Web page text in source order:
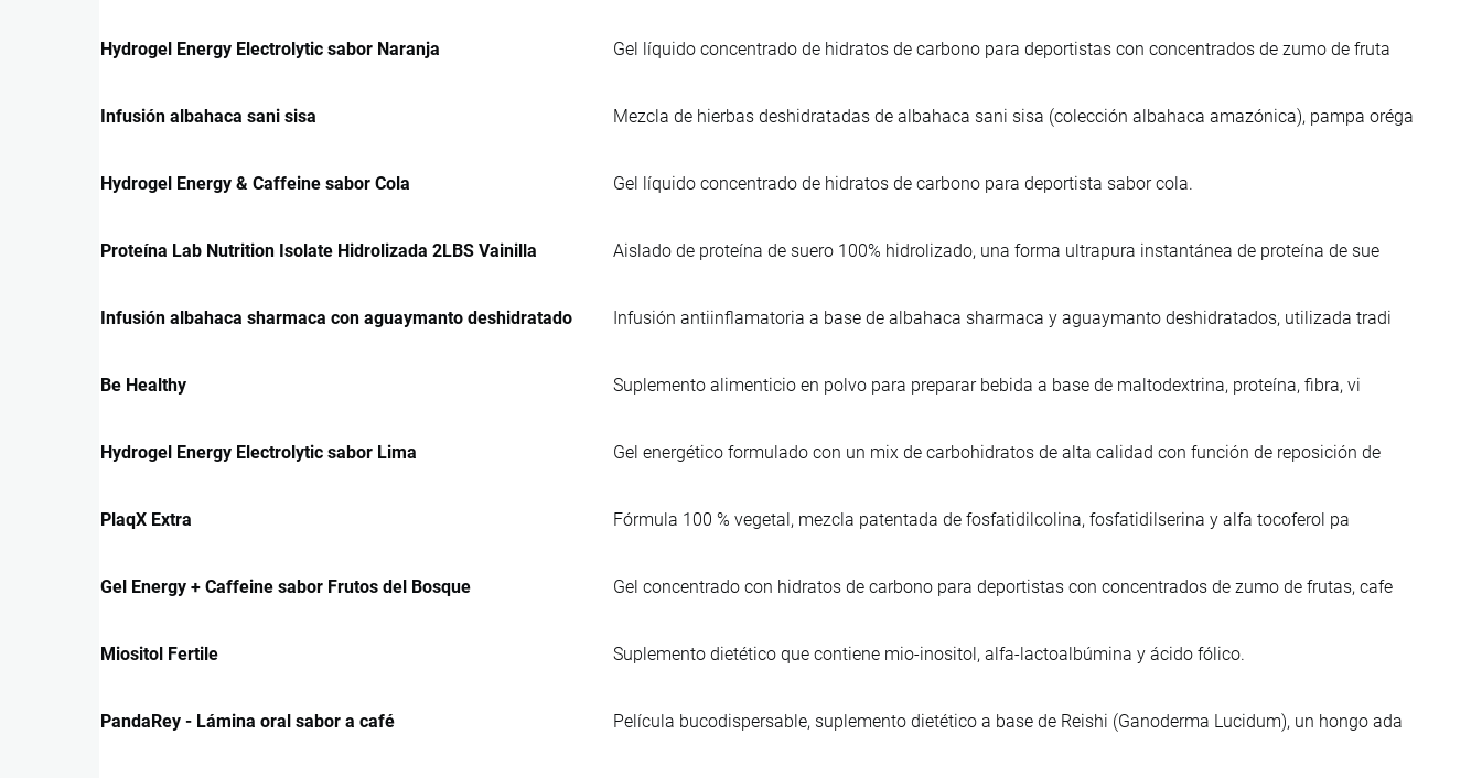
Hydrogel Energy Electrolytic sabor Naranja Gel líquido concentrado de hidratos de carbono para deportistas con concentrados de zumo de fruta
Infusión albahaca sani sisa Mezcla de hierbas deshidratadas de albahaca sani sisa (colección albahaca amazónica), pampa oréga
Hydrogel Energy & Caffeine sabor Cola Gel líquido concentrado de hidratos de carbono para deportista sabor cola.
Proteína Lab Nutrition Isolate Hidrolizada 2LBS Vainilla Aislado de proteína de suero 100% hidrolizado, una forma ultrapura instantánea de proteína de sue
Infusión albahaca sharmaca con aguaymanto deshidratado Infusión antiinflamatoria a base de albahaca sharmaca y aguaymanto deshidratados, utilizada tradi
Be Healthy Suplemento alimenticio en polvo para preparar bebida a base de maltodextrina, proteína, fibra, vi
Hydrogel Energy Electrolytic sabor Lima Gel energético formulado con un mix de carbohidratos de alta calidad con función de reposición de
PlaqX Extra Fórmula 100 % vegetal, mezcla patentada de fosfatidilcolina, fosfatidilserina y alfa tocoferol pa
Gel Energy + Caffeine sabor Frutos del Bosque Gel concentrado con hidratos de carbono para deportistas con concentrados de zumo de frutas, cafe
Miositol Fertile Suplemento dietético que contiene mio-inositol, alfa-lactoalbúmina y ácido fólico.
PandaRey - Lámina oral sabor a café Película bucodispersable, suplemento dietético a base de Reishi (Ganoderma Lucidum), un hongo ada